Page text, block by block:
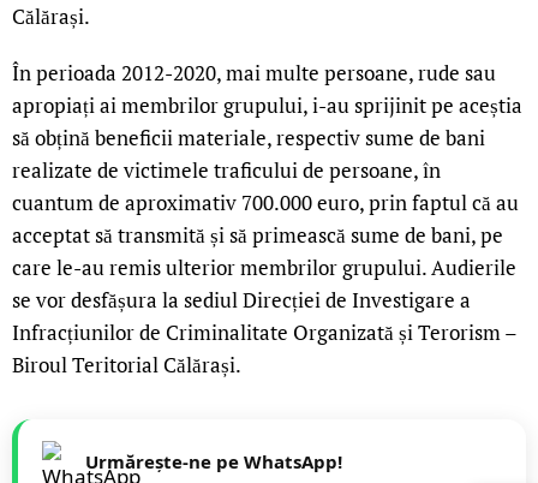
Călărași.
În perioada 2012-2020, mai multe persoane, rude sau
apropiați ai membrilor grupului, i-au sprijinit pe aceștia
să obțină beneficii materiale, respectiv sume de bani
realizate de victimele traficului de persoane, în
cuantum de aproximativ 700.000 euro, prin faptul că au
acceptat să transmită și să primească sume de bani, pe
care le-au remis ulterior membrilor grupului. Audierile
se vor desfășura la sediul Direcției de Investigare a
Infracțiunilor de Criminalitate Organizată și Terorism –
Biroul Teritorial Călărași.
Urmărește-ne pe WhatsApp!